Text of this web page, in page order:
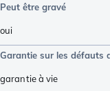
Peut être gravé
oui
Garantie sur les défauts
garantie à vie